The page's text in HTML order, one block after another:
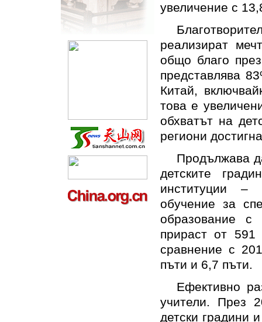
увеличение с
реализират
общо благо
представлява
Китай,
това е
обхватът на
региони
Продължава
детските
институции –
обучение за
образование
прираст от
сравнение с
пъти и 6,7 пъти.
Ефективно
учители. През
детски градини